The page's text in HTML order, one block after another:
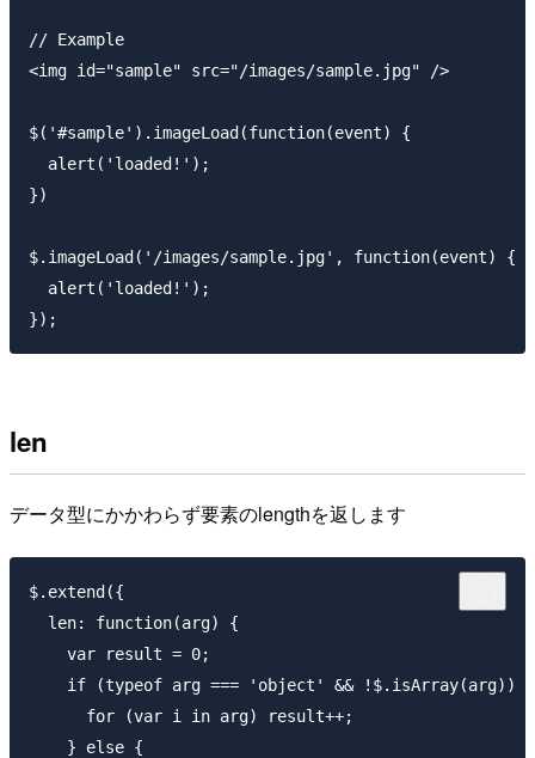
// Example
<img id="sample" src="/images/sample.jpg" />
$('#sample').imageLoad(function(event) {
  alert('loaded!');
})
$.imageLoad('/images/sample.jpg', function(event) {
  alert('loaded!');
len
データ型にかかわらず要素のlengthを返します
$.extend({
  len: function(arg) {
    var result = 0;
    if (typeof arg === 'object' && !$.isArray(arg)) {
      for (var i in arg) result++;
    } else {